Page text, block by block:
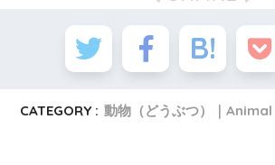
CATEGORY : 動物（どうぶつ）｜Animal